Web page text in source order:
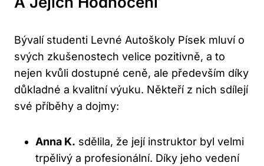
Bývalí studenti Levné Autoškoly Písek mluví o
svých zkušenostech velice pozitivně, a to
nejen kvůli dostupné ceně, ale především díky
důkladné a kvalitní výuku. Někteří z nich sdílejí
své příběhy a dojmy:
Anna K. sdělila, že její instruktor byl velmi
trpělivý a profesionální. Díky jeho vedení